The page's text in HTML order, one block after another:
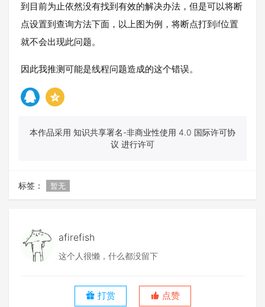
到目前为止依然没有找到有效的解决办法，但是可以将断
点设置到查询方法下面，以上图为例，将断点打到if位置
就不会出现此问题。
因此我推测可能是线程问题造成的这个错误。
本作品采用 知识共享署名-非商业性使用 4.0 国际许可协
议 进行许可
标签： 暂无
afirefish
这个人很懒，什么都没留下
打赏 点赞